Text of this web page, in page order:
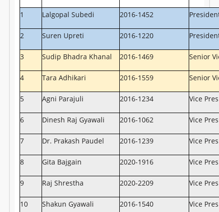
1 Lalgopal Subedi 2016-1452
2 Suren Upreti 2016-1220
3 Sudip Bhadra Khanal 2016-1469 Senior
4 Tara Adhikari 2016-1559 Senior
5 Agni Parajuli 2016-1234 Vice
6 Dinesh Raj Gyawali 2016-1062 Vice
7 Dr. Prakash Paudel 2016-1239 Vice
8 Gita Bajgain 2020-1916 Vice
9 Raj Shrestha 2020-2209 Vice
10 Shakun Gyawali 2016-1540 Vice